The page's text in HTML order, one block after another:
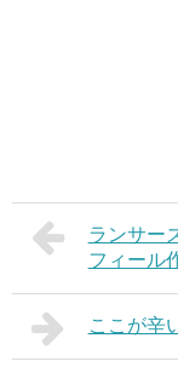
ランサー
フィール
ここが辛